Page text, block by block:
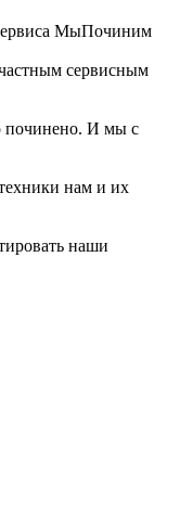
МыПочиним
сервисным
починено. И мы с
нам и их
наши